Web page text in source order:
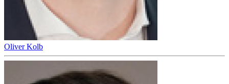
Oliver Kolb